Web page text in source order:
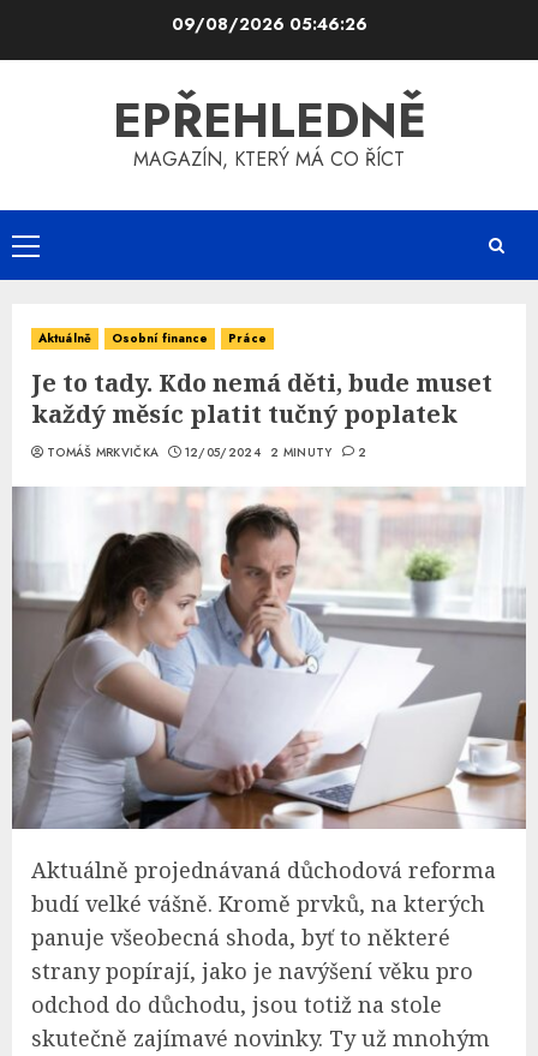
09/08/2026 05:46:26
EPŘEHLEDNĚ
MAGAZÍN, KTERÝ MÁ CO ŘÍCT
Primary
Menu
Aktuálně Osobní finance Práce
Je to tady. Kdo nemá děti, bude muset
každý měsíc platit tučný poplatek
TOMÁŠ MRKVIČKA 12/05/2024 2 MINUTY 2
Aktuálně projednávaná důchodová reforma
budí velké vášně. Kromě prvků, na kterých
panuje všeobecná shoda, byť to některé
strany popírají, jako je navýšení věku pro
odchod do důchodu, jsou totiž na stole
skutečně zajímavé novinky. Ty už mnohým